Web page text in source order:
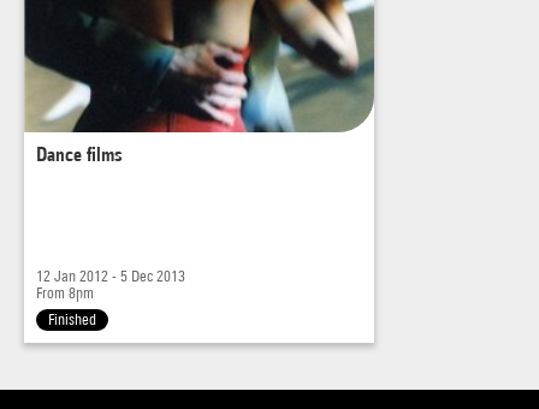
Dance films
12 Jan 2012 - 5 Dec 2013
From 8pm
Finished